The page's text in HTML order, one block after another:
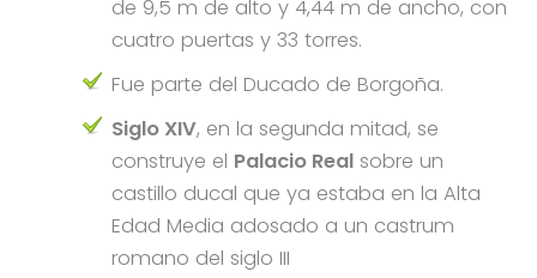
de 9,5 m de alto y 4,44 m de ancho, con
cuatro puertas y 33 torres.
Fue parte del Ducado de Borgoña.
Siglo XIV, en la segunda mitad, se
construye el Palacio Real sobre un
castillo ducal que ya estaba en la Alta
Edad Media adosado a un castrum
romano del siglo III